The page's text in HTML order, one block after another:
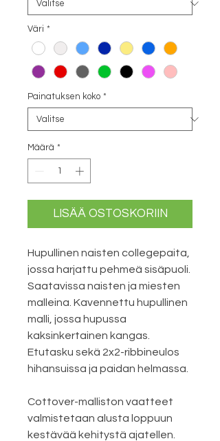
Väri *
Painatuksen koko *
Määrä *
LISÄÄ OSTOSKORIIN
Hupullinen naisten collegepaita,
jossa harjattu pehmeä sisäpuoli.
Saatavissa naisten ja miesten
malleina. Kavennettu hupullinen
malli, jossa hupussa
kaksinkertainen kangas.
Etutasku sekä 2x2-ribbineulos
hihansuissa ja paidan helmassa.
Cottover-malliston vaatteet
valmistetaan alusta loppuun
kestävää kehitystä ajatellen.